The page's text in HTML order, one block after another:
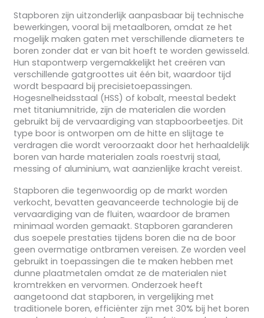
Stapboren zijn uitzonderlijk aanpasbaar bij technische
bewerkingen, vooral bij metaalboren, omdat ze het
mogelijk maken gaten met verschillende diameters te
boren zonder dat er van bit hoeft te worden gewisseld.
Hun stapontwerp vergemakkelijkt het creëren van
verschillende gatgroottes uit één bit, waardoor tijd
wordt bespaard bij precisietoepassingen.
Hogesnelheidsstaal (HSS) of kobalt, meestal bedekt
met titaniumnitride, zijn de materialen die worden
gebruikt bij de vervaardiging van stapboorbeetjes. Dit
type boor is ontworpen om de hitte en slijtage te
verdragen die wordt veroorzaakt door het herhaaldelijk
boren van harde materialen zoals roestvrij staal,
messing of aluminium, wat aanzienlijke kracht vereist.
Stapboren die tegenwoordig op de markt worden
verkocht, bevatten geavanceerde technologie bij de
vervaardiging van de fluiten, waardoor de bramen
minimaal worden gemaakt. Stapboren garanderen
dus soepele prestaties tijdens boren die na de boor
geen overmatige ontbramen vereisen. Ze worden veel
gebruikt in toepassingen die te maken hebben met
dunne plaatmetalen omdat ze de materialen niet
kromtrekken en vervormen. Onderzoek heeft
aangetoond dat stapboren, in vergelijking met
traditionele boren, efficiënter zijn met 30% bij het boren